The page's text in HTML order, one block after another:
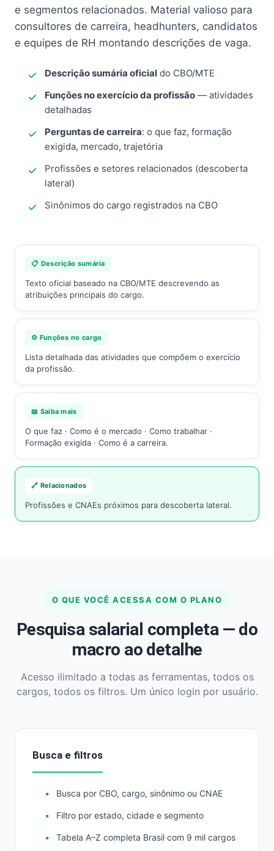
e segmentos relacionados. Material valioso para
consultores de carreira, headhunters, candidatos
e equipes de RH montando descrições de vaga.
Descrição sumária oficial do CBO/MTE
Funções no exercício da profissão — atividades
detalhadas
Perguntas de carreira: o que faz, formação
exigida, mercado, trajetória
Profissões e setores relacionados (descoberta
lateral)
Sinônimos do cargo registrados na CBO
📋 Descrição sumária
Texto oficial baseado na CBO/MTE descrevendo as
atribuições principais do cargo.
⚙️ Funções no cargo
Lista detalhada das atividades que compõem o exercício
da profissão.
📖 Saiba mais
O que faz · Como é o mercado · Como trabalhar ·
Formação exigida · Como é a carreira.
🔗 Relacionados
Profissões e CNAEs próximos para descoberta lateral.
O QUE VOCÊ ACESSA COM O PLANO
Pesquisa salarial completa — do
macro ao detalhe
Acesso ilimitado a todas as ferramentas, todos os
cargos, todos os filtros. Um único login por usuário.
Busca e filtros
Busca por CBO, cargo, sinônimo ou CNAE
Filtro por estado, cidade e segmento
Tabela A–Z completa Brasil com 9 mil cargos